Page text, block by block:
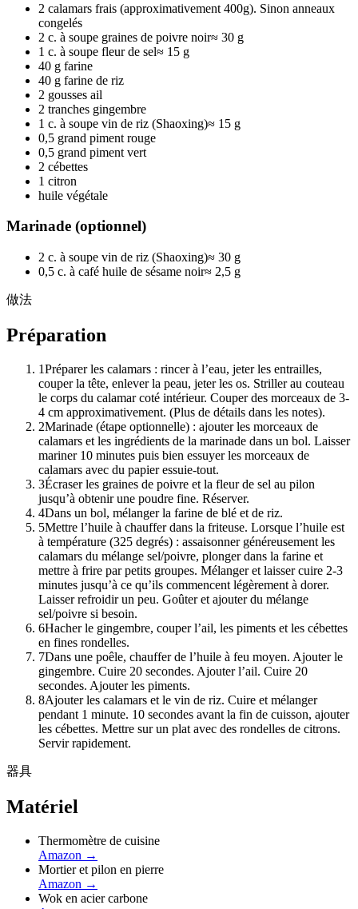
2 calamars frais (approximativement 400g). Sinon anneaux
congelés
2 c. à soupe graines de poivre noir≈ 30 g
1 c. à soupe fleur de sel≈ 15 g
40 g farine
40 g farine de riz
2 gousses ail
2 tranches gingembre
1 c. à soupe vin de riz (Shaoxing)≈ 15 g
0,5 grand piment rouge
0,5 grand piment vert
2 cébettes
1 citron
huile végétale
Marinade (optionnel)
2 c. à soupe vin de riz (Shaoxing)≈ 30 g
0,5 c. à café huile de sésame noir≈ 2,5 g
做法
Préparation
1Préparer les calamars : rincer à l’eau, jeter les entrailles,
couper la tête, enlever la peau, jeter les os. Striller au couteau
le corps du calamar coté intérieur. Couper des morceaux de 3-
4 cm approximativement. (Plus de détails dans les notes).
2Marinade (étape optionnelle) : ajouter les morceaux de
calamars et les ingrédients de la marinade dans un bol. Laisser
mariner 10 minutes puis bien essuyer les morceaux de
calamars avec du papier essuie-tout.
3Écraser les graines de poivre et la fleur de sel au pilon
jusqu’à obtenir une poudre fine. Réserver.
4Dans un bol, mélanger la farine de blé et de riz.
5Mettre l’huile à chauffer dans la friteuse. Lorsque l’huile est
à température (325 degrés) : assaisonner généreusement les
calamars du mélange sel/poivre, plonger dans la farine et
mettre à frire par petits groupes. Mélanger et laisser cuire 2-3
minutes jusqu’à ce qu’ils commencent légèrement à dorer.
Laisser refroidir un peu. Goûter et ajouter du mélange
sel/poivre si besoin.
6Hacher le gingembre, couper l’ail, les piments et les cébettes
en fines rondelles.
7Dans une poêle, chauffer de l’huile à feu moyen. Ajouter le
gingembre. Cuire 20 secondes. Ajouter l’ail. Cuire 20
secondes. Ajouter les piments.
8Ajouter les calamars et le vin de riz. Cuire et mélanger
pendant 1 minute. 10 secondes avant la fin de cuisson, ajouter
les cébettes. Mettre sur un plat avec des rondelles de citrons.
Servir rapidement.
器具
Matériel
Thermomètre de cuisine
Amazon →
Mortier et pilon en pierre
Amazon →
Wok en acier carbone